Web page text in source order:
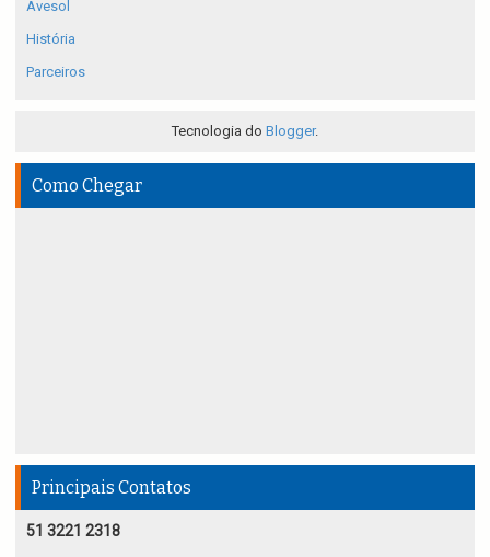
Avesol
História
Parceiros
Tecnologia do Blogger.
Como Chegar
Principais Contatos
51 3221 2318